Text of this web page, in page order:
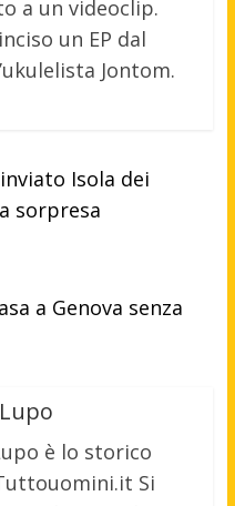
a un videoclip.
un EP dal
Jontom.
Isola dei
sorpresa
a Genova senza
è lo storico
Si